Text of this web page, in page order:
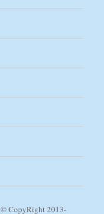
© CopyRight 2013-